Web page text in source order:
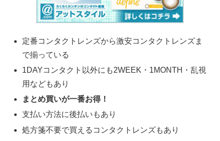
定番コンタクトレンズから激安コンタクトレンズま
で揃っている
1DAYコンタクト以外にも2WEEK・1MONTH・乱視
用などもあり
まとめ買いが一番お得！
支払い方法に後払いもあり
処方箋不要で買えるコンタクトレンズもあり